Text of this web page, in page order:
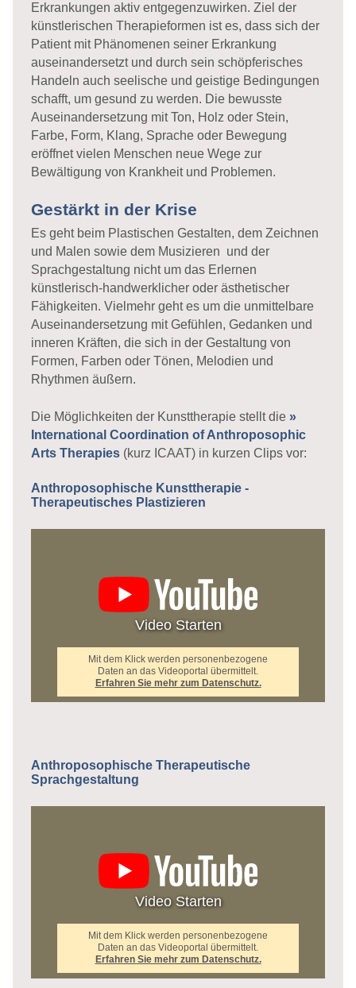
Erkrankungen aktiv entgegenzuwirken. Ziel der
künstlerischen Therapieformen ist es, dass sich der
Patient mit Phänomenen seiner Erkrankung
auseinandersetzt und durch sein schöpferisches
Handeln auch seelische und geistige Bedingungen
schafft, um gesund zu werden. Die bewusste
Auseinandersetzung mit Ton, Holz oder Stein,
Farbe, Form, Klang, Sprache oder Bewegung
eröffnet vielen Menschen neue Wege zur
Bewältigung von Krankheit und Problemen.
Gestärkt in der Krise
Es geht beim Plastischen Gestalten, dem Zeichnen
und Malen sowie dem Musizieren und der
Sprachgestaltung nicht um das Erlernen
künstlerisch-handwerklicher oder ästhetischer
Fähigkeiten. Vielmehr geht es um die unmittelbare
Auseinandersetzung mit Gefühlen, Gedanken und
inneren Kräften, die sich in der Gestaltung von
Formen, Farben oder Tönen, Melodien und
Rhythmen äußern.
Die Möglichkeiten der Kunsttherapie stellt die »
International Coordination of Anthroposophic
Arts Therapies(kurz ICAAT) in kurzen Clips vor:
Anthroposophische Kunsttherapie -
Therapeutisches Plastizieren
Video Starten
Mit dem Klick werden personenbezogene
Daten an das Videoportal übermittelt.
Erfahren Sie mehr zum Datenschutz.
Anthroposophische Therapeutische
Sprachgestaltung
Video Starten
Mit dem Klick werden personenbezogene
Daten an das Videoportal übermittelt.
Erfahren Sie mehr zum Datenschutz.